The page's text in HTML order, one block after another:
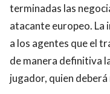
terminadas las
atacante europeo.
a los agentes que el
de manera definitiva
jugador, quien